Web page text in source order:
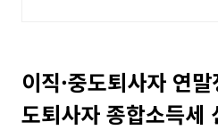
이직·중도퇴사자 연
도퇴사자 종합소득세